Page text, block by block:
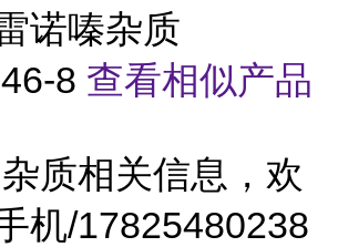
诺嗪杂质
8 查看相似产品
质相关信息，欢
机/17825480238